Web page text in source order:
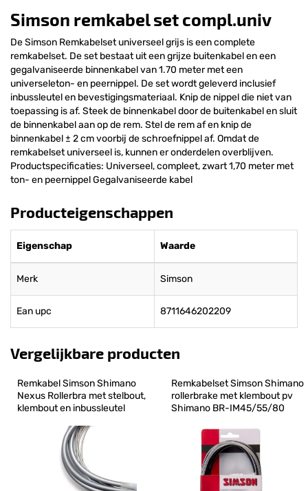
Simson remkabel set compl.univ
De Simson Remkabelset universeel grijs is een complete
remkabelset. De set bestaat uit een grijze buitenkabel en een
gegalvaniseerde binnenkabel van 1.70 meter met een
universeleton- en peernippel. De set wordt geleverd inclusief
inbussleutel en bevestigingsmateriaal. Knip de nippel die niet van
toepassing is af. Steek de binnenkabel door de buitenkabel en sluit
de binnenkabel aan op de rem. Stel de rem af en knip de
binnenkabel ± 2 cm voorbij de schroefnippel af. Omdat de
remkabelset universeel is, kunnen er onderdelen overblijven.
Productspecificaties: Universeel, compleet, zwart 1,70 meter met
ton- en peernippel Gegalvaniseerde kabel
Producteigenschappen
Eigenschap Waarde
Merk Simson
Ean upc 8711646202209
Vergelijkbare producten
Remkabel Simson Shimano
Nexus Rollerbra met stelbout,
klembout en inbussleutel
Remkabelset Simson Shimano
rollerbrake met klembout pv
Shimano BR-IM45/55/80